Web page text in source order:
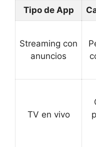
Tipo de App
Streaming con
anuncios
TV en vivo